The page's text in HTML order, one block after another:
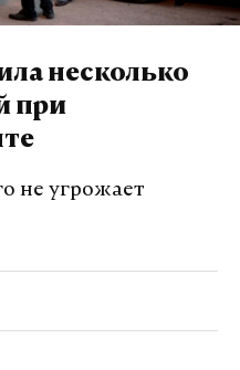
несколько
при
не угрожает